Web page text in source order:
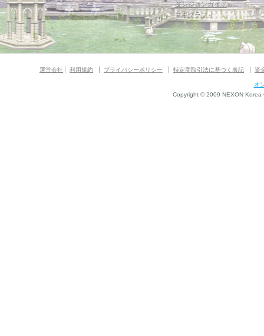
ダンジョンガイド
マギグラフィ
運営会社 利用規約 プライバシーポリシー 特定商取引法に基づく表記 資
オ
Copyright © 2009 NEXON Korea